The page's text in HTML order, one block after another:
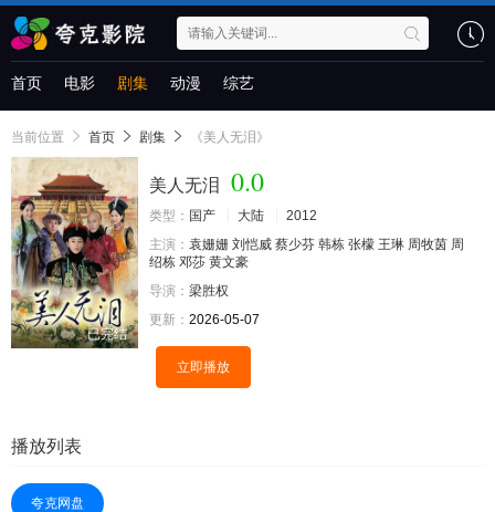
首页 电影 剧集 动漫 综艺
当前位置 首页 剧集 《美人无泪》
已完结
美人无泪 0.0
类型： 国产 大陆
2012
主演： 袁姗姗 刘恺威 蔡少芬 韩栋 张檬 王琳 周牧茵 周
绍栋 邓莎 黄文豪
导演： 梁胜权
更新： 2026-05-07
立即播放
播放列表
夸克网盘